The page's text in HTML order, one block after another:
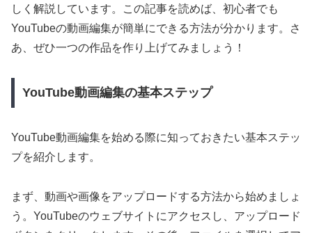
しく解説しています。この記事を読めば、初心者でも
YouTubeの動画編集が簡単にできる方法が分かります。さ
あ、ぜひ一つの作品を作り上げてみましょう！
YouTube動画編集の基本ステップ
YouTube動画編集を始める際に知っておきたい基本ステッ
プを紹介します。
まず、動画や画像をアップロードする方法から始めましょ
う。YouTubeのウェブサイトにアクセスし、アップロード